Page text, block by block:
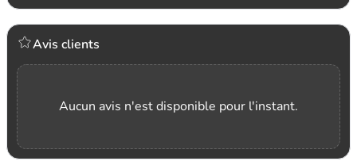
Avis clients
Aucun avis n'est disponible pour l'instant.